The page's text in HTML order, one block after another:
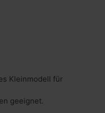
Kleinmodell für
geeignet.